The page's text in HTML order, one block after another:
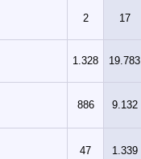
2 17
1.328 19.783
886 9.132
47 1.339